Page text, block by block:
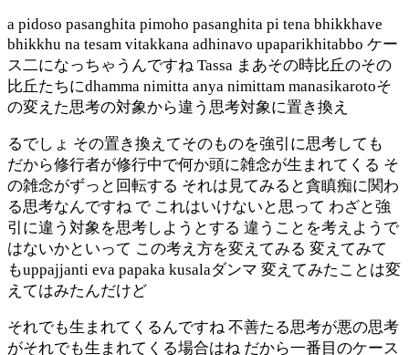
a pidoso pasanghita pimoho pasanghita pi tena bhikkhave
bhikkhu na tesam vitakkana adhinavo upaparikhitabbo ケー
ス二になっちゃうんですね Tassa まあその時比丘のその
比丘たちにdhamma nimitta anya nimittam manasikarotoそ
の変えた思考の対象から違う思考対象に置き換え
るでしょ その置き換えてそのものを強引に思考しても
だから修行者が修行中で何か頭に雑念が生まれてくる そ
の雑念がずっと回転する それは見てみると貪瞋痴に関わ
る思考なんですね で これはいけないと思って わざと強
引に違う対象を思考しようとする 違うことを考えようで
はないかといって この考え方を変えてみる 変えてみて
もuppajjanti eva papaka kusalaダンマ 変えてみたことは変
えてはみたんだけど
それでも生まれてくるんですね 不善たる思考が悪の思考
がそれでも生まれてくる場合はね だから一番目のケース